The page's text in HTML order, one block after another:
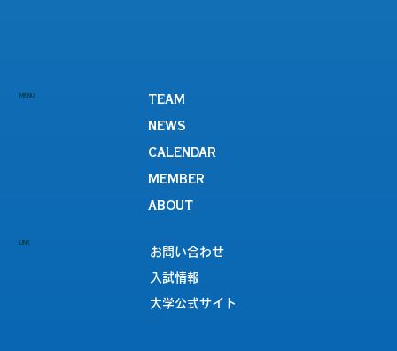
MENU
TEAM
NEWS
CALENDAR
MEMBER
ABOUT
LINK
お問い合わせ
入試情報
大学公式サイト